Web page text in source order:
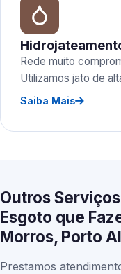
Rede muito
Utilizamos jato de
Saiba Mais
Outros
Esgoto que
Morros, Porto
Prestamos